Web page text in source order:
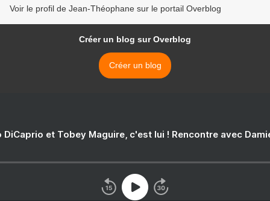
Voir le profil de Jean-Théophane sur le portail Overblog
Créer un blog sur Overblog
Créer un blog
DiCaprio et Tobey Maguire, c'est lui ! Rencontre avec